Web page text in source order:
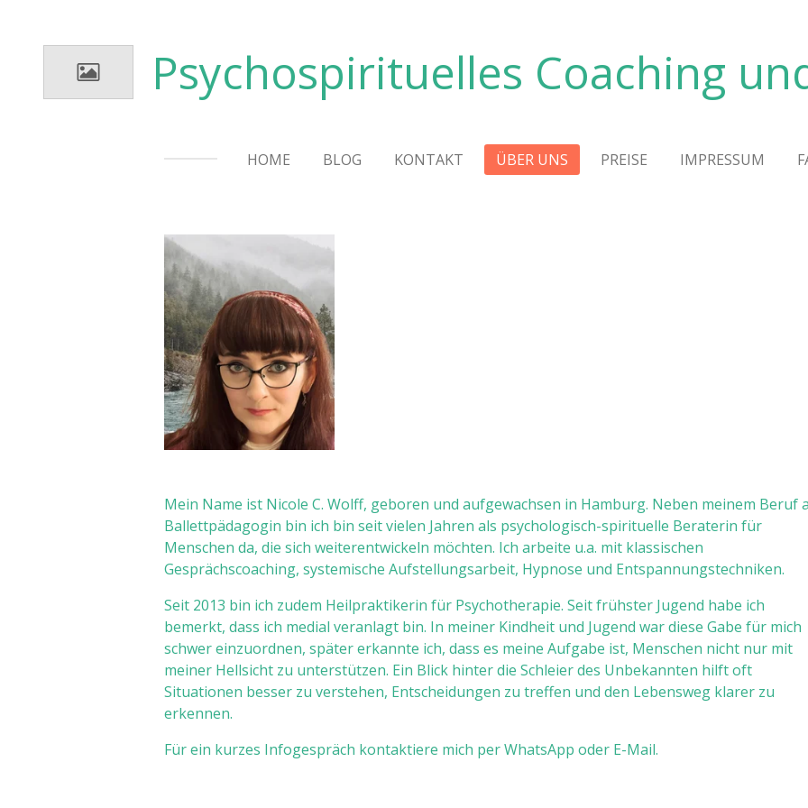
Psychospirituelles Coaching
HOME BLOG KONTAKT ÜBER UNS PREISE IMPRESSUM
Mein Name ist Nicole C. Wolff, geboren und aufgewachsen in Hamburg. Neben meinem Beruf
Ballettpädagogin bin ich bin seit vielen Jahren als psychologisch-spirituelle Beraterin für
Menschen da, die sich weiterentwickeln möchten. Ich arbeite u.a. mit klassischen
Gesprächscoaching, systemische Aufstellungsarbeit, Hypnose und Entspannungstechniken.
Seit 2013 bin ich zudem Heilpraktikerin für Psychotherapie. Seit frühster Jugend habe ich
bemerkt, dass ich medial veranlagt bin. In meiner Kindheit und Jugend war diese Gabe für mich
schwer einzuordnen, später erkannte ich, dass es meine Aufgabe ist, Menschen nicht nur mit
meiner Hellsicht zu unterstützen. Ein Blick hinter die Schleier des Unbekannten hilft oft
Situationen besser zu verstehen, Entscheidungen zu treffen und den Lebensweg klarer zu
erkennen.
Für ein kurzes Infogespräch kontaktiere mich per WhatsApp oder E-Mail.